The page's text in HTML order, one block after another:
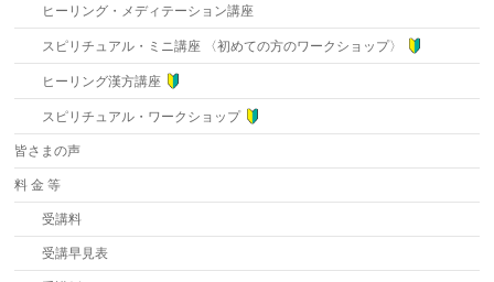
ヒーリング・メディテーション講座
スピリチュアル・ミニ講座 〈初めての方のワークショップ〉
ヒーリング漢方講座
スピリチュアル・ワークショップ
皆さまの声
料 金 等
受講料
受講早見表